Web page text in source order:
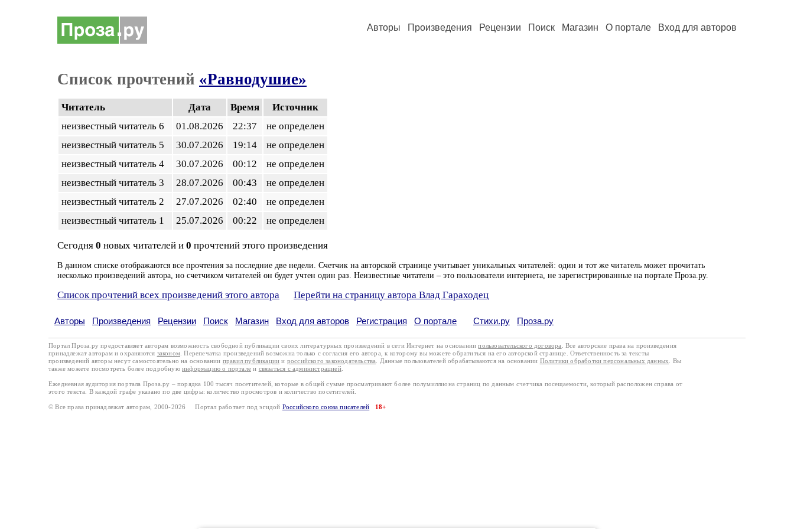
Авторы Произведения Рецензии Поиск Магазин О портале Вход для авторов
Список прочтений «Равнодушие»
Читатель Дата Время
Источник
неизвестный читатель 6
01.08.2026 22:37
не определен
неизвестный читатель 5
30.07.2026 19:14
не определен
неизвестный читатель 4
30.07.2026 00:12
не определен
неизвестный читатель 3
28.07.2026 00:43
не определен
неизвестный читатель 2
27.07.2026 02:40
не определен
неизвестный читатель 1
25.07.2026 00:22 не определен
Сегодня 0 новых читателей и 0 прочтений этого произведения
В данном списке отображаются все прочтения за последние две недели. Счетчик на авторской странице учитывает уникальных читателей: один и тот же читатель может прочитать
несколько произведений автора, но счетчиком читателей он будет учтен один раз. Неизвестные читатели – это пользователи интернета, не зарегистрированные на портале Проза.ру.
Список прочтений всех произведений этого автора Перейти на страницу автора Влад Гараходец
Авторы Произведения Рецензии Поиск Магазин Вход для авторов Регистрация О портале Стихи.ру Проза.ру
Портал Проза.ру предоставляет авторам возможность свободной публикации своих литературных произведений в сети Интернет на основаниипользовательского договора
. Все авторские права на произведения
принадлежат авторам и охраняются законом . Перепечатка произведений возможна только с согласия его автора, к которому вы можете обратиться на его авторской странице. Ответственность за тексты
произведений авторы несут самостоятельно на основании правил публикации и российского законодательства . Данные пользователей обрабатываются на основании Политики обработки персональных данных
. Вы
также можете посмотреть более подробную информацию о портале и связаться с администрацией.
Ежедневная аудитория портала Проза.ру – порядка 100 тысяч посетителей, которые в общей сумме просматривают более полумиллиона страниц по данным счетчика посещаемости, который расположен справа от
этого текста. В каждой графе указано по две цифры: количество просмотров и количество посетителей.
© Все права принадлежат авторам, 2000-2026 Портал работает под эгидой Российского союза писателей 18+